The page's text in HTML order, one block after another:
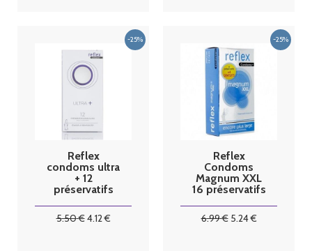
Reflex
condoms ultra
+ 12
préservatifs
5.50€4.12€
Reflex
Condoms
Magnum XXL
16 préservatifs
6.99€ 5.24€